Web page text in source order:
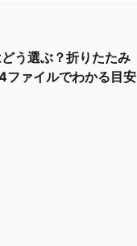
う選ぶ？折りたたみ
ファイルでわかる目安